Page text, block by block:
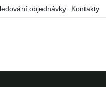
objednávky Kontakty